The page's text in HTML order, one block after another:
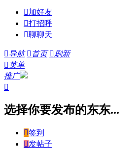
加好友
打招呼
聊聊天
导航  首页 刷新
菜单
推广

选择你要发布的东东...
签到
发帖子